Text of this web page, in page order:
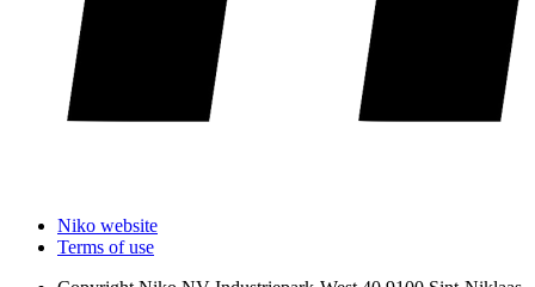
Niko website
Terms of use